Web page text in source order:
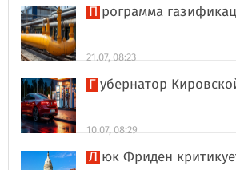
Программа
21.07, 08:23
Губернатор
10.07, 08:29
Люк Фриден